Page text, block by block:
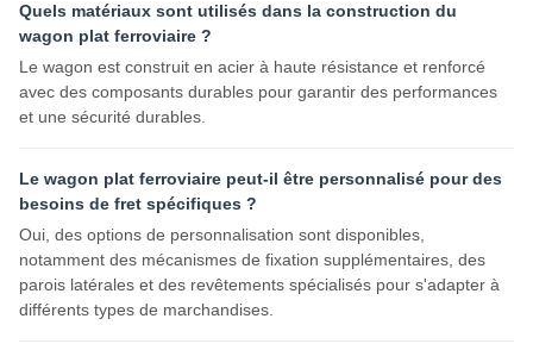
Quels matériaux sont utilisés dans la construction du
wagon plat ferroviaire ?
Le wagon est construit en acier à haute résistance et renforcé
avec des composants durables pour garantir des performances
et une sécurité durables.
Le wagon plat ferroviaire peut-il être personnalisé pour des
besoins de fret spécifiques ?
Oui, des options de personnalisation sont disponibles,
notamment des mécanismes de fixation supplémentaires, des
parois latérales et des revêtements spécialisés pour s'adapter à
différents types de marchandises.